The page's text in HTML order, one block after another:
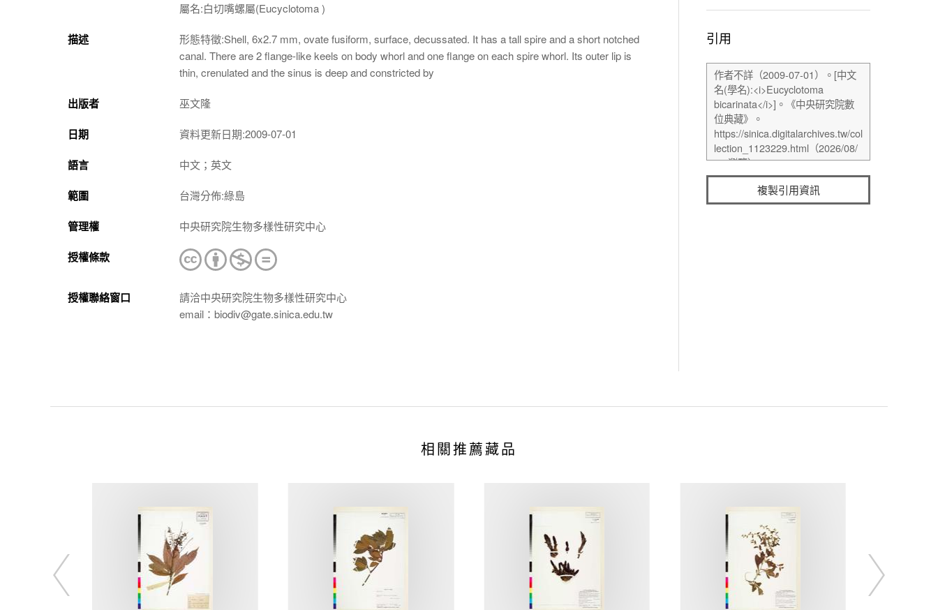
屬名:白切嘴螺屬(Eucyclotoma)
描述
形態特徵:Shell, 6x2.7 mm, ovate fusiform, surface, decussated. It has a tall spire and a short notched
canal. There are 2 flange-like keels on body whorl and one flange on each spire whorl. Its outer lip is
thin, crenulated and the sinus is deep and constricted by
出版者 巫文隆
日期 資料更新日期:2009-07-01
語言 中文；英文
範圍 台灣分佈:綠島
管理權 中央研究院生物多樣性研究中心
授權條款
授權聯絡窗口
請洽中央研究院生物多樣性研究中心
email：biodiv@gate.sinica.edu.tw
引用
複製引用資訊
相關推薦藏品